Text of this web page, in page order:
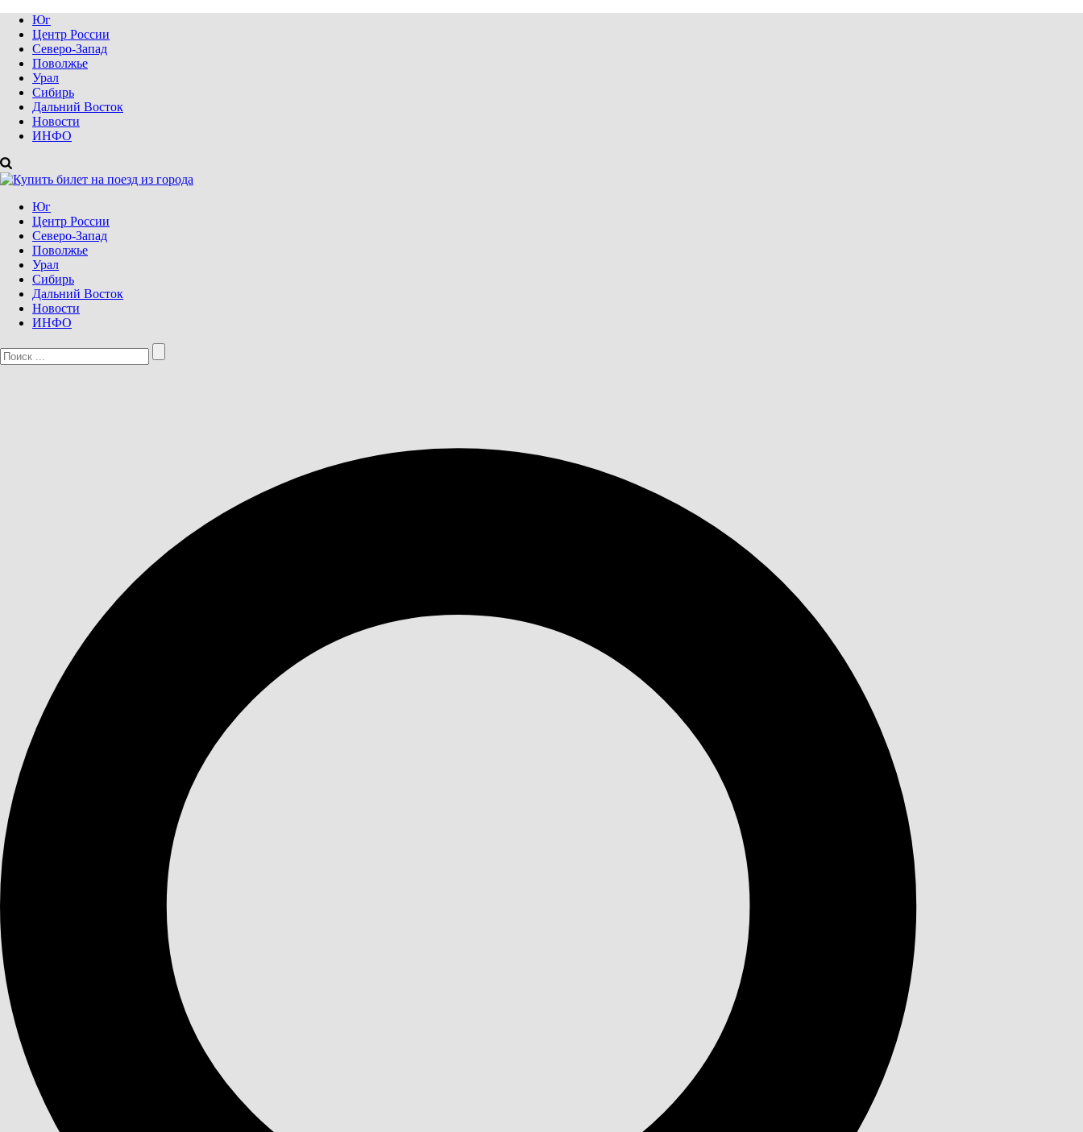
Юг
Центр России
Северо-Запад
Поволжье
Урал
Сибирь
Дальний Восток
Новости
ИНФО
Юг
Центр России
Северо-Запад
Поволжье
Урал
Сибирь
Дальний Восток
Новости
ИНФО